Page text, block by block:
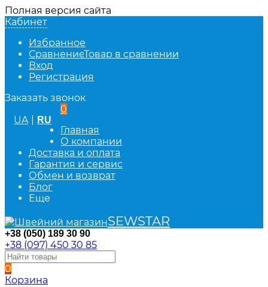
Полная версия сайта
Кабинет
Избранное
СравнениеТовар в сравнении
Вход
Регистрация
Заказать звонок
UA
RU
0
Главная
О компании
Доставка и оплата
Гарантия и сервис
Обмен и возврат
Блог
Еще
SEWSTAR
+38 (050) 189 30 90
+38 (097) 450 30 85
0
Корзина